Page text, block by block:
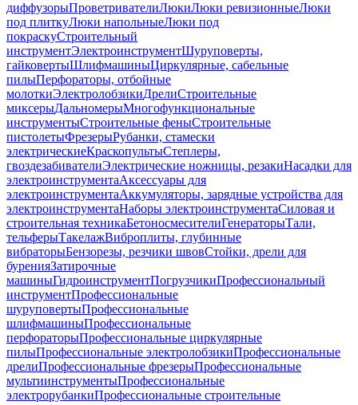
диффузорыПроветривателиЛюкиЛюки ревизионныеЛюки
под плиткуЛюки напольныеЛюки под
покраскуСтроительный
инструментЭлектроинструментШуруповерты,
гайковертыШлифмашиныЦиркулярные, сабельные
пилыПерфораторы, отбойные
молоткиЭлектролобзикиДрелиСтроительные
миксерыДальномерыМногофункциональные
инструментыСтроительные феныСтроительные
пистолетыФрезерыРубанки, стамески
электрическиеКраскопультыСтеплеры,
гвоздезабивателиЭлектрические ножницы, резакиНасадки для
электроинструментаАксессуары для
электроинструментаАккумуляторы, зарядные устройства для
электроинструментаНаборы электроинструментаСиловая и
строительная техникаБетоносмесителиГенераторыТали,
тельферыТакелажВиброплиты, глубинные
вибраторыБензорезы, резчики швовСтойки, дрели для
буренияЗатирочные
машиныГидроинструментПогрузчикиПрофессиональный
инструментПрофессиональные
шуруповертыПрофессиональные
шлифмашиныПрофессиональные
перфораторыПрофессиональные циркулярные
пилыПрофессиональные электролобзикиПрофессиональные
дрелиПрофессиональные фрезерыПрофессиональные
мультиинструментыПрофессиональные
электрорубанкиПрофессиональные строительные